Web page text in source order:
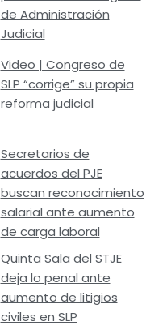
de Administración
Judicial
Video | Congreso de
SLP “corrige” su propia
reforma judicial
Secretarios de
acuerdos del PJE
buscan reconocimiento
salarial ante aumento
de carga laboral
Quinta Sala del STJE
deja lo penal ante
aumento de litigios
civiles en SLP